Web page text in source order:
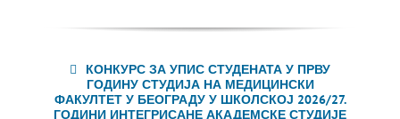
КОНКУРС ЗА УПИС СТУДЕНАТА У ПРВУ
ГОДИНУ СТУДИЈА НА МЕДИЦИНСКИ
ФАКУЛТЕТ У БЕОГРАДУ У ШКОЛСКОЈ 2026/27.
ГОДИНИ ИНТЕГРИСАНЕ АКАДЕМСКЕ СТУДИЈЕ